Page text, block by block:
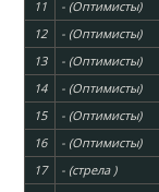
11 - (Оптимисты)
12
- (Оптимисты)
13
- (Оптимисты)
14
- (Оптимисты)
15
- (Оптимисты)
16
- (Оптимисты)
17
- (стрела )